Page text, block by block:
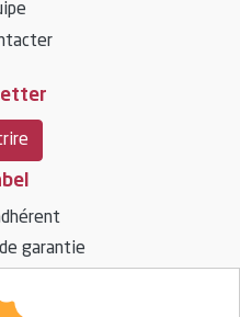
garantie